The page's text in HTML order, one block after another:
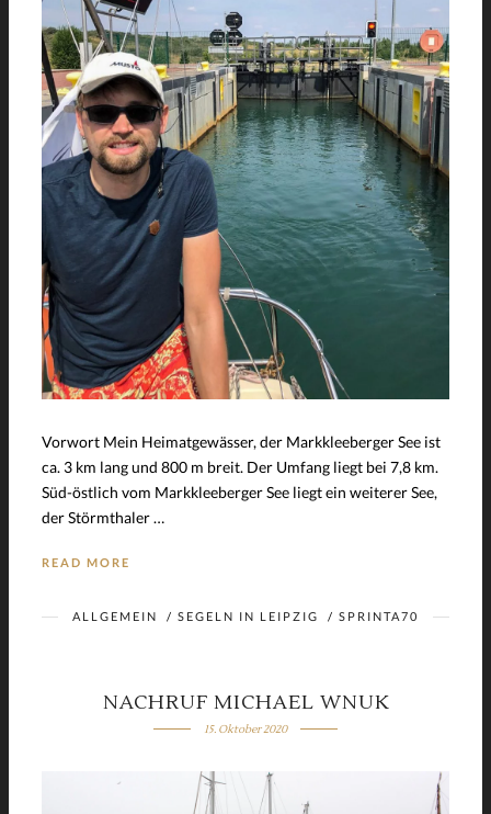
Vorwort Mein Heimatgewässer, der Markkleeberger See ist
ca. 3 km lang und 800 m breit. Der Umfang liegt bei 7,8 km.
Süd-östlich vom Markkleeberger See liegt ein weiterer See,
der Störmthaler …
READ MORE
ALLGEMEIN / SEGELN IN LEIPZIG / SPRINTA70
NACHRUF MICHAEL WNUK
15. Oktober 2020